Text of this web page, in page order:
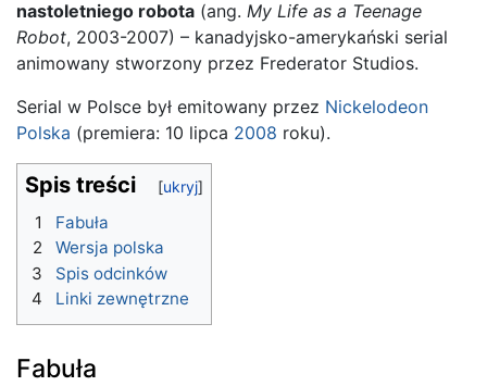
nastoletniego robota (ang. My Life as a Teenage
Robot, 2003-2007) – kanadyjsko-amerykański serial
animowany stworzony przez Frederator Studios.
Serial w Polsce był emitowany przez Nickelodeon
Polska (premiera: 10 lipca 2008 roku).
Spis treści
1
Fabuła
2
Wersja polska
3
Spis odcinków
4
Linki zewnętrzne
Fabuła